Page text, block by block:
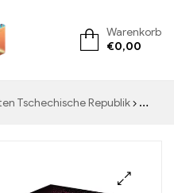
Warenkorb
€0,00
Tschechische Republik